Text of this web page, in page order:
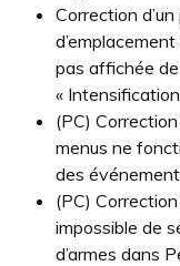
Correction
pas affichée
« Intensification
(PC)
menus ne
des
(PC)
impossible de
d’armes dans